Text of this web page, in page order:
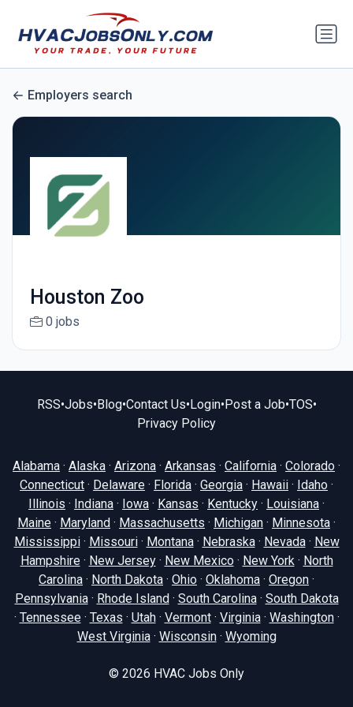
Employers search
Houston Zoo
0 jobs
RSS•Jobs•Blog•Contact Us•Login•Post a Job•TOS•
Privacy Policy
Alabama · Alaska · Arizona · Arkansas · California · Colorado ·
Connecticut · Delaware · Florida · Georgia · Hawaii · Idaho ·
Illinois · Indiana · Iowa · Kansas · Kentucky · Louisiana ·
Maine · Maryland · Massachusetts · Michigan · Minnesota ·
Mississippi· Missouri· Montana· Nebraska· Nevada· New
Hampshire· New Jersey· New Mexico· New York· North
Carolina · North Dakota · Ohio · Oklahoma · Oregon ·
Pennsylvania· Rhode Island · South Carolina· South Dakota
· Tennessee· Texas · Utah· Vermont· Virginia· Washington·
West Virginia· Wisconsin· Wyoming
© 2026 HVAC Jobs Only